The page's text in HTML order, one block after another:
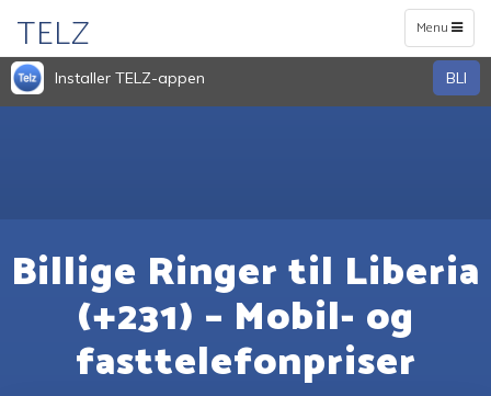
Toggle
navigation
Menu
TELZ
Installer TELZ-appen BLI
Billige Ringer til Liberia
(+231) – Mobil- og
fasttelefonpriser